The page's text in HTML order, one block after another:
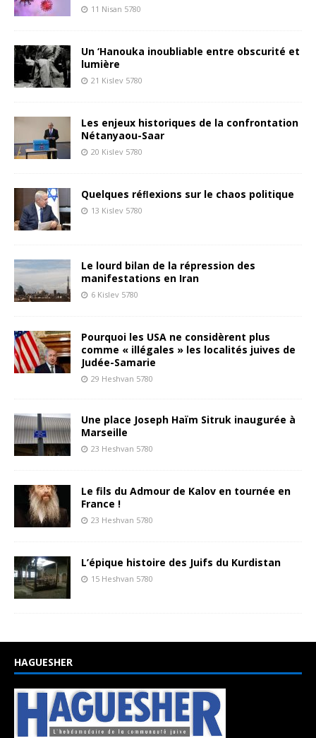
11 Nisan 5780
Un ‘Hanouka inoubliable entre obscurité et
lumière
21 Kislev 5780
Les enjeux historiques de la confrontation
Nétanyaou-Saar
20 Kislev 5780
Quelques réﬂexions sur le chaos politique
13 Kislev 5780
Le lourd bilan de la répression des
manifestations en Iran
6 Kislev 5780
Pourquoi les USA ne considèrent plus
comme « illégales » les localités juives de
Judée-Samarie
29 Heshvan 5780
Une place Joseph Haïm Sitruk inaugurée à
Marseille
23 Heshvan 5780
Le fils du Admour de Kalov en tournée en
France !
23 Heshvan 5780
L’épique histoire des Juifs du Kurdistan
15 Heshvan 5780
HAGUESHER